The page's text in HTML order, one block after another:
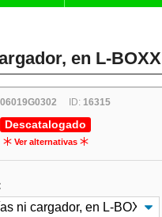
en L-BOXX
06019G0302 ID:16315
Descatalogado
Ver alternativas